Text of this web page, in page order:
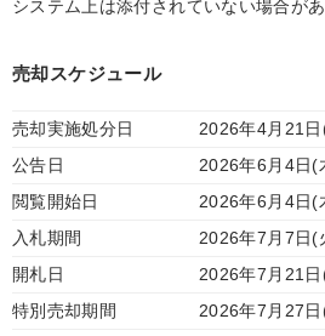
システム上は添付されていない場合があ
売却スケジュール
売却実施処分日
2026年4月21日
公告日
2026年6月4日(
閲覧開始日
2026年6月4日(
入札期間
2026年7月7日(
開札日
2026年7月21日
特別売却期間
2026年7月27